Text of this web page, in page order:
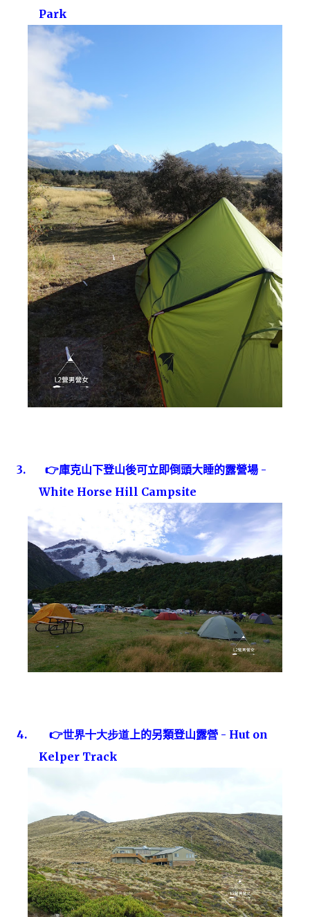
Park
3. 👉庫克山下登山後可立即倒頭大睡的露營場 -
White Horse Hill Campsite
4. 👉世界十大步道 上的另類登山露營 - Hut on
Kelper Track